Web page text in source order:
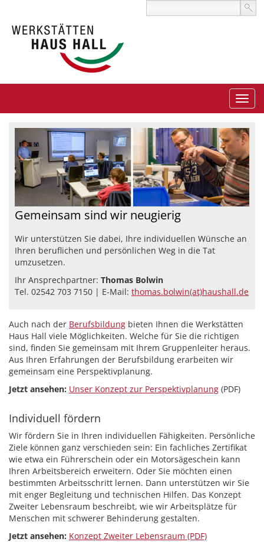
Gemeinsam sind wir neugierig
Wir unterstützen Sie dabei, Ihre individuellen Wünsche an
Ihren beruflichen und persönlichen Weg in die Tat
umzusetzen.
Ihr Ansprechpartner: Thomas Bolwin
Tel. 02542 703 7150 | E-Mail: thomas.bolwin(at)haushall.de
Auch nach der Berufsbildung bieten Ihnen die Werkstätten
Haus Hall viele Möglichkeiten. Welche für Sie die richtigen
sind, finden Sie gemeinsam mit Ihrem Gruppenleiter heraus.
Aus Ihren Erfahrungen der Berufsbildung erarbeiten wir
gemeinsam eine Perspektivplanung.
Jetzt ansehen: Unser Konzept zur Perspektivplanung (PDF)
Individuell fördern
Wir fördern Sie in Ihren individuellen Fähigkeiten. Persönliche
Ziele können ganz verschieden sein: Ein fachliches Zertifikat
wie etwa ein Führerschein oder ein Motorsägeschein kann
Ihren Arbeitsbereich erweitern. Oder Sie möchten einen
bestimmten Arbeitsschritt lernen. Dann unterstützen wir Sie
mit enger Begleitung und technischen Hilfen. Das Konzept
Zweiter Lebensraum beschreibt, wie wir Arbeitsplätze für
Menschen mit schwerer Behinderung gestalten.
Jetzt ansehen: Konzept Zweiter Lebensraum (PDF)